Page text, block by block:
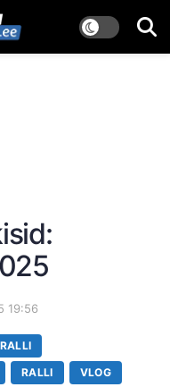
19:56
RALLI VLOG